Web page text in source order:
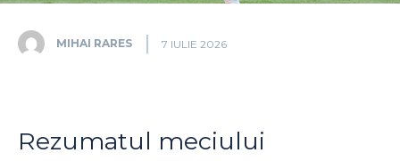
MIHAI RARES 7 IULIE 2026
Rezumatul meciului